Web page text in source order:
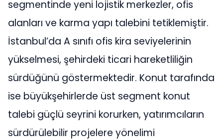
segmentinde yeni lojistik merkezler, ofis
alanları ve karma yapı talebini tetiklemiştir.
İstanbul’da A sınıfı ofis kira seviyelerinin
yükselmesi, şehirdeki ticari hareketliliğin
sürdüğünü göstermektedir. Konut tarafında
ise büyükşehirlerde üst segment konut
talebi güçlü seyrini korurken, yatırımcıların
sürdürülebilir projelere yönelimi